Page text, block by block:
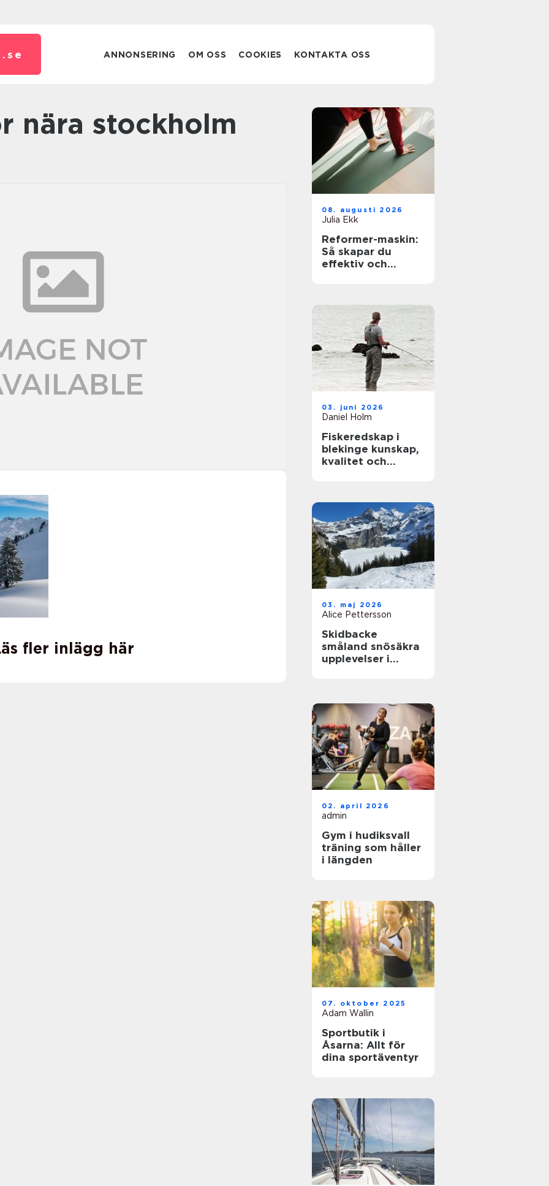
se ANNONSERING OM OSS COOKIES KONTAKTA OSS
nära stockholm
fler inlägg här
08. augusti 2026
Julia Ekk
Reformer-maskin:
Så skapar du
effektiv och
03. juni 2026
Daniel Holm
Fiskeredskap i
blekinge kunskap,
kvalitet och
03. maj 2026
Alice Pettersson
Skidbacke
småland snösäkra
upplevelser i
02. april 2026
admin
Gym i hudiksvall
träning som håller
i längden
07. oktober 2025
Adam Wallin
Sportbutik i
Åsarna: Allt för
dina sportäventyr